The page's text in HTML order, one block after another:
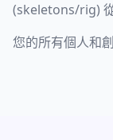
(skeletons/rig)
您的所有個人和